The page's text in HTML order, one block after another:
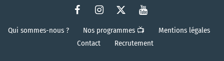
Qui sommes-nous ? Nos programmes 📺
Mentions légales
Contact
Recrutement